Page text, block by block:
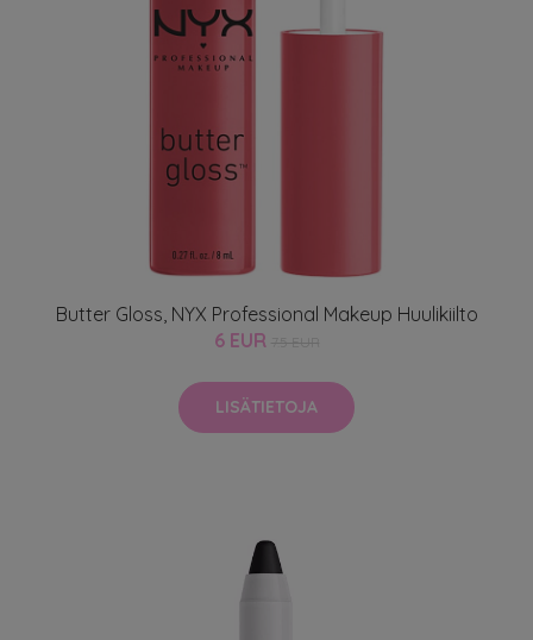
Butter Gloss, NYX Professional Makeup Huulikiilto
6 EUR
LISÄTIETOJA